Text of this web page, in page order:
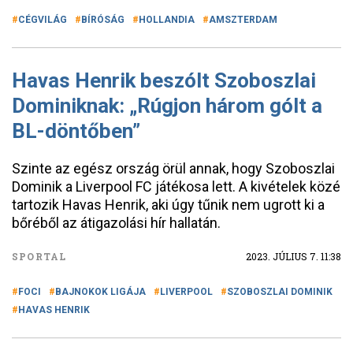
CÉGVILÁG BÍRÓSÁG HOLLANDIA AMSZTERDAM
Havas Henrik beszólt Szoboszlai
Dominiknak: „Rúgjon három gólt a
BL-döntőben”
Szinte az egész ország örül annak, hogy Szoboszlai
Dominik a Liverpool FC játékosa lett. A kivételek közé
tartozik Havas Henrik, aki úgy tűnik nem ugrott ki a
bőréből az átigazolási hír hallatán.
SPORTAL 2023. JÚLIUS 7. 11:38
FOCI BAJNOKOK LIGÁJA LIVERPOOL
SZOBOSZLAI DOMINIK
HAVAS HENRIK